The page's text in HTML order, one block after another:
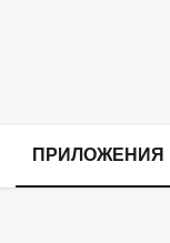
ПРИЛОЖЕНИЯ